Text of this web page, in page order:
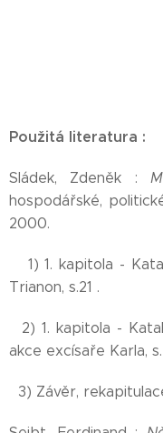
Použitá literatura :
Sládek, Zdeněk :
hospodářské,
2000.
1) 1. kapitola -
Trianon, s.21 .
2) 1. kapitola -
akce excísaře Karla,
3) Závěr,